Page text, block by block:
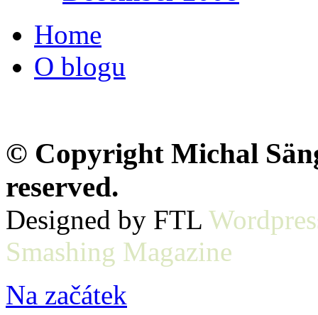
Home
O blogu
© Copyright Michal
reserved.
Designed by FTL
Smashing Magazine
Na začátek